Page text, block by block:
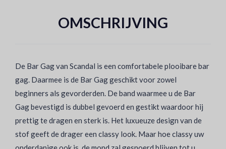
OMSCHRIJVING
De Bar Gag van Scandal is een comfortabele plooibare bar
gag. Daarmee is de Bar Gag geschikt voor zowel
beginners als gevorderden. De band waarmee u de Bar
Gag bevestigd is dubbel gevoerd en gestikt waardoor hij
prettig te dragen en sterk is. Het luxueuze design van de
stof geeft de drager een classy look. Maar hoe classy uw